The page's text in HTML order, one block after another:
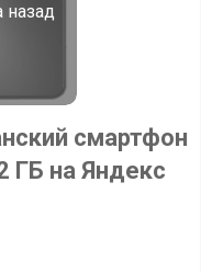
назад
смартфон
ГБ на Яндекс